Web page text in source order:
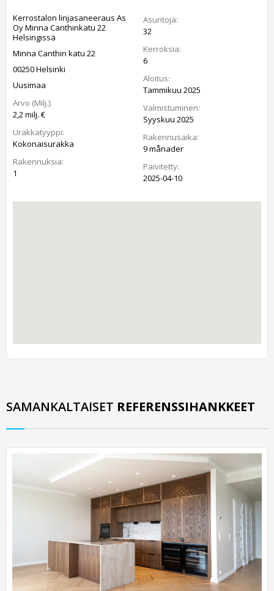
Kerrostalon linjasaneeraus As
Oy Minna Canthinkatu 22
Helsingissä
Minna Canthin katu 22
00250 Helsinki
Uusimaa
Arvo (Milj.):
2,2 milj. €
Urakkatyyppi:
Kokonaisurakka
Rakennuksia:
1
Asuntoja:
32
Kerroksia:
6
Aloitus:
Tammikuu 2025
Valmistuminen:
Syyskuu 2025
Rakennusaika:
9 månader
Päivitetty:
2025-04-10
SAMANKALTAISET REFERENSSIHANKKEET